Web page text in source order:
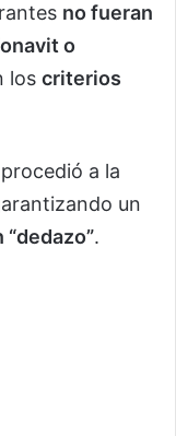
no fueran
o
los criterios
a la
un
.